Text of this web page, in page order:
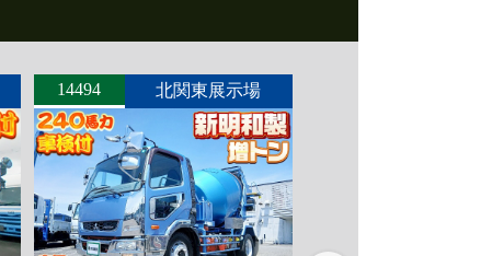
14494 北関東展示場